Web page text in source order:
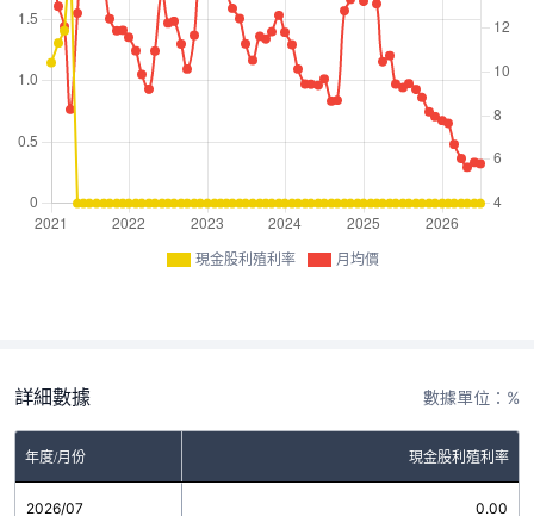
現金股利殖利率 月均價
詳細數據 數據單位：%
年度/月份 現金股利殖利率
2026/07 0.00